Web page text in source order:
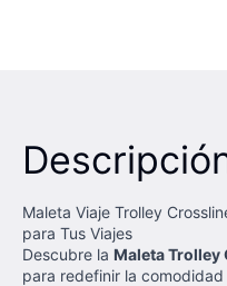
Maleta Viaje Trolley
para Tus Viajes
Descubre la Maleta Trolley
para redefinir la